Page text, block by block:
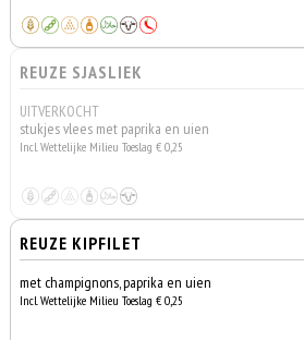
REUZE SJASLIEK
UITVERKOCHT
stukjes vlees met paprika en uien
Incl. Wettelijke Milieu Toeslag € 0,25
REUZE KIPFILET
met champignons, paprika en uien
Incl. Wettelijke Milieu Toeslag € 0,25